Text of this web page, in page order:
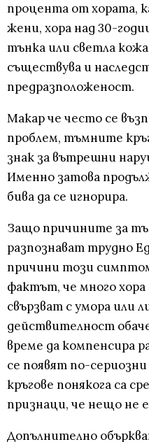
процента от хората,
жени, хора над 30-
тънка или светла
съществува и
предразположеност.
Макар че често се
проблем, тъмните
знак за вътрешни
Именно затова
бива да се игнорира.
Защо причините за
разпознават трудно
причини този
фактът, че много
свързват с умора или
действителност
време да компенсира
се появят по-
кръгове понякога са
признаци, че нещо не
Допълнително